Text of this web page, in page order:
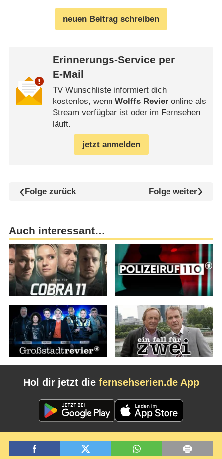
neuen Beitrag schreiben
Erinnerungs-Service per
E-Mail
TV Wunschliste informiert dich
kostenlos, wenn Wolffs Revieronline als
Stream verfügbar ist oder im Fernsehen
läuft.
jetzt anmelden
Folge zurück Folge weiter
Auch interessant…
Hol dir jetzt die fernsehserien.de App